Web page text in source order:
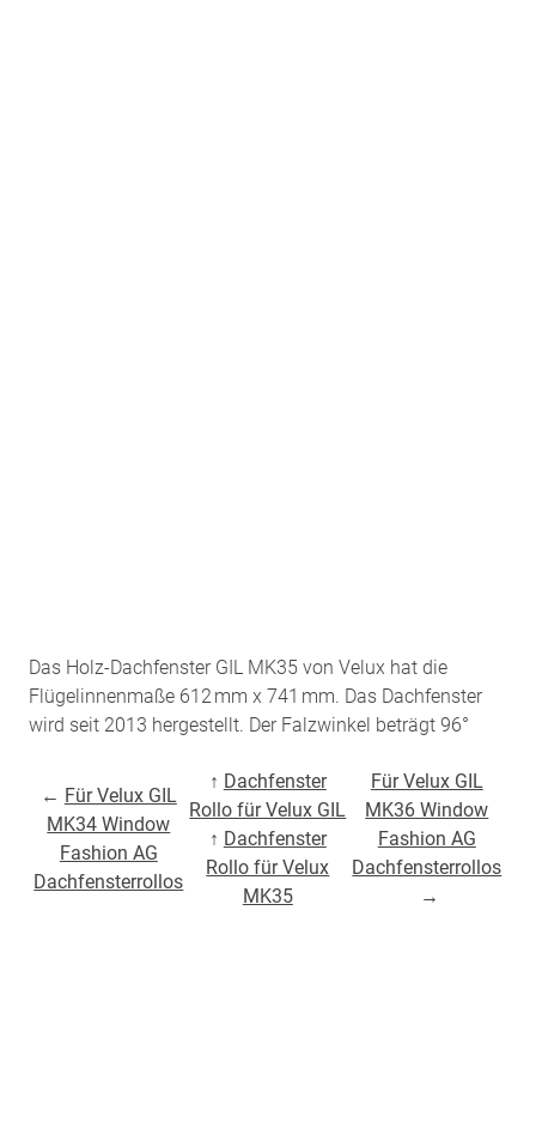
Das Holz-Dachfenster GIL MK35 von Velux hat die
Flügelinnenmaße 612 mm x 741 mm. Das Dachfenster
wird seit 2013 hergestellt. Der Falzwinkel beträgt 96°
← Für Velux GIL
MK34 Window
Fashion AG
Dachfensterrollos
↑ Dachfenster
Rollo für Velux GIL
↑ Dachfenster
Rollo für Velux
MK35
Für Velux GIL
MK36 Window
Fashion AG
Dachfensterrollos
→